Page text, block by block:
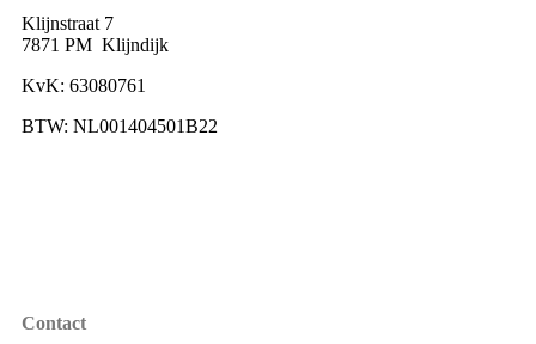
Klijnstraat 7
7871 PM Klijndijk
KvK: 63080761
BTW: NL001404501B22
Contact